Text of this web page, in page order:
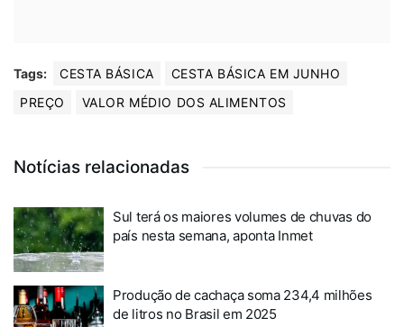
Tags: CESTA BÁSICA
CESTA BÁSICA EM JUNHO
PREÇO
VALOR MÉDIO DOS ALIMENTOS
Notícias relacionadas
Sul terá os maiores volumes de chuvas do
país nesta semana, aponta Inmet
Produção de cachaça soma 234,4 milhões
de litros no Brasil em 2025